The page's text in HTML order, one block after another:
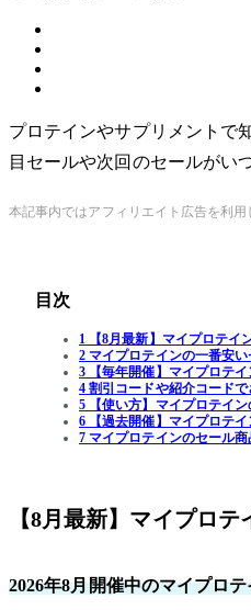
プロテインやサプリメントで
目セールや次回のセールがい
本記事内ではアフィリエイト広告を利用
目次
1 【8月最新】マイプロテイ
2 マイプロテインの一番安
3 【毎年開催】マイプロテ
4 割引コードや紹介コード
5 【使い方】マイプロテイ
6 【過去開催】マイプロテ
7 マイプロテインのセール
【8月最新】マイプロ
2026年8月開催中のマイプロ